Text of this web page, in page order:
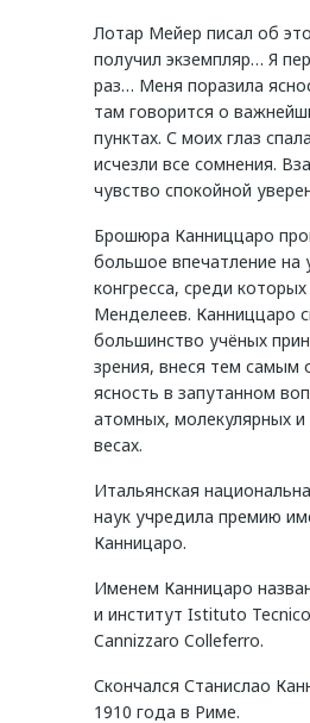
Лотар Мейер писал об
получил экземпляр… Я
раз… Меня поразила
там говорится о
пунктах. С моих глаз
исчезли все сомнения.
чувство спокойной
Брошюра Канниццаро
большое впечатление на
конгресса, среди
Менделеев. Канниццаро
большинство учёных
зрения, внеся тем самым
ясность в запутанном
атомных, молекулярных и
весах.
Итальянская
наук учредила премию
Канницаро.
Именем Канницаро
и институт Istituto
Cannizzaro Colleferro.
Скончался Станислао
1910 года в Риме.